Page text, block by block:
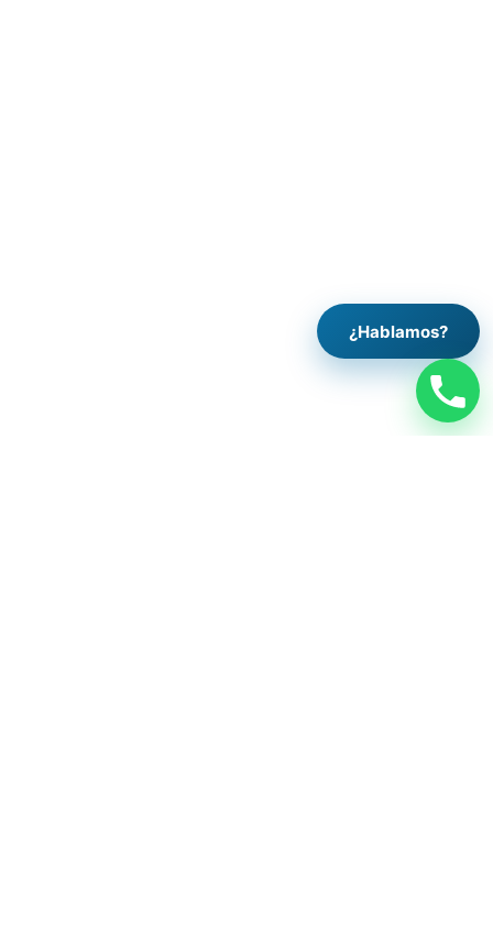
¿Hablamos?